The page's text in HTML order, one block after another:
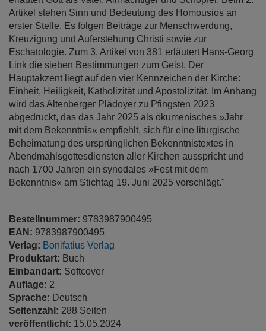
Artikel stehen Sinn und Bedeutung des Homousios an
erster Stelle. Es folgen Beiträge zur Menschwerdung,
Kreuzigung und Auferstehung Christi sowie zur
Eschatologie. Zum 3. Artikel von 381 erläutert Hans-Georg
Link die sieben Bestimmungen zum Geist. Der
Hauptakzent liegt auf den vier Kennzeichen der Kirche:
Einheit, Heiligkeit, Katholizität und Apostolizität. Im Anhang
wird das Altenberger Plädoyer zu Pfingsten 2023
abgedruckt, das das Jahr 2025 als ökumenisches »Jahr
mit dem Bekenntnis« empfiehlt, sich für eine liturgische
Beheimatung des ursprünglichen Bekenntnistextes in
Abendmahlsgottesdiensten aller Kirchen ausspricht und
nach 1700 Jahren ein synodales »Fest mit dem
Bekenntnis« am Stichtag 19. Juni 2025 vorschlägt."
Bestellnummer: 9783987900495
EAN: 9783987900495
Verlag: Bonifatius Verlag
Produktart: Buch
Einbandart: Softcover
Auflage: 2
Sprache: Deutsch
Seitenzahl: 288 Seiten
veröffentlicht: 15.05.2024